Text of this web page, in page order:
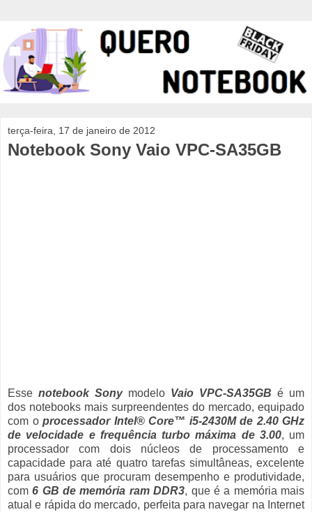
terça-feira, 17 de janeiro de 2012
Notebook Sony Vaio VPC-SA35GB
Esse notebook Sonymodelo Vaio VPC-SA35GB é um
dos notebooks mais surpreendentes do mercado, equipado
com o processador Intel® Core™ i5-2430M de 2.40 GHz
de velocidade e frequência turbo máxima de 3.00, um
processador com dois núcleos de processamento e
capacidade para até quatro tarefas simultâneas, excelente
para usuários que procuram desempenho e produtividade,
com6 GB de memória ram DDR3, que é a memória mais
atual e rápida do mercado, perfeita para navegar na Internet